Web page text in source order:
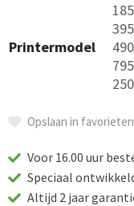
Printermodel
Opslaan in favorieten
Voor 16.00 uur
Speciaal
Altijd 2 jaar